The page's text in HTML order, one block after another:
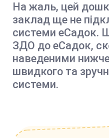
На жаль, цей
заклад ще не
системи еСадок.
ЗДО до еСадок,
наведеними
швидкого та
системи.